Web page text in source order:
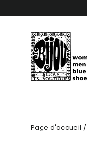
Page d'accueil /